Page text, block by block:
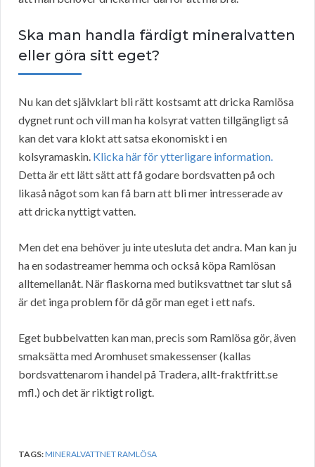
Ska man handla färdigt mineralvatten
eller göra sitt eget?
Nu kan det självklart bli rätt kostsamt att dricka Ramlösa
dygnet runt och vill man ha kolsyrat vatten tillgängligt så
kan det vara klokt att satsa ekonomiskt i en
kolsyramaskin. Klicka här för ytterligare information.
Detta är ett lätt sätt att få godare bordsvatten på och
likaså något som kan få barn att bli mer intresserade av
att dricka nyttigt vatten.
Men det ena behöver ju inte utesluta det andra. Man kan ju
ha en sodastreamer hemma och också köpa Ramlösan
alltemellanåt. När flaskorna med butiksvattnet tar slut så
är det inga problem för då gör man eget i ett nafs.
Eget bubbelvatten kan man, precis som Ramlösa gör, även
smaksätta med Aromhuset smakessenser (kallas
bordsvattenarom i handel på Tradera, allt-fraktfritt.se
mfl.) och det är riktigt roligt.
TAGS:MINERALVATTNET RAMLÖSA